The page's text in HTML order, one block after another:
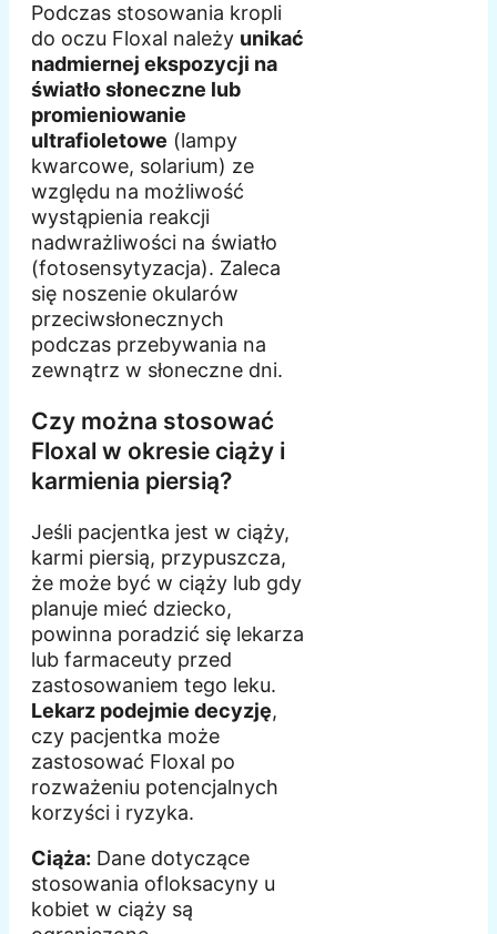
Podczas stosowania kropli
do oczu Floxal należy unikać
nadmiernej ekspozycji na
światło słoneczne lub
promieniowanie
ultrafioletowe (lampy
kwarcowe, solarium) ze
względu na możliwość
wystąpienia reakcji
nadwrażliwości na światło
(fotosensytyzacja). Zaleca
się noszenie okularów
przeciwsłonecznych
podczas przebywania na
zewnątrz w słoneczne dni.
Czy można stosować
Floxal w okresie ciąży i
karmienia piersią?
Jeśli pacjentka jest w ciąży,
karmi piersią, przypuszcza,
że może być w ciąży lub gdy
planuje mieć dziecko,
powinna poradzić się lekarza
lub farmaceuty przed
zastosowaniem tego leku.
Lekarz podejmie decyzję,
czy pacjentka może
zastosować Floxal po
rozważeniu potencjalnych
korzyści i ryzyka.
Ciąża: Dane dotyczące
stosowania ofloksacyny u
kobiet w ciąży są